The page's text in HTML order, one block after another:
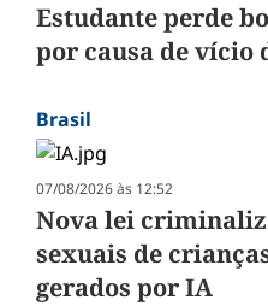
Estudante perde
por causa de vício
Brasil
07/08/2026 às 12:52
Nova lei
sexuais de
gerados por IA